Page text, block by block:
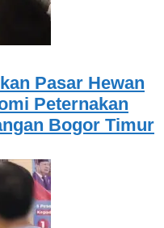
Pasar Hewan
Peternakan
Bogor Timur